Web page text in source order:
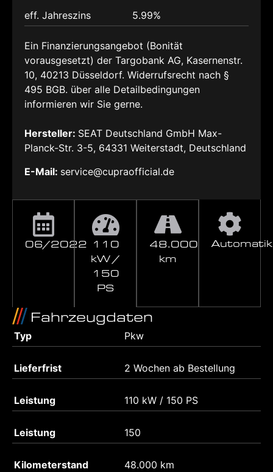
06/2022 110
kW /
150
PS
48.000
km
Automatik
Fahrzeugdaten
Typ Pkw
Lieferfrist 2 Wochen ab Bestellung
Leistung 110 kW / 150 PS
Leistung 150
Kilometerstand 48.000 km
eff. Jahreszins 5.99%
Ein Finanzierungsangebot (Bonität
vorausgesetzt) der Targobank AG, Kasernenstr.
10, 40213 Düsseldorf. Widerrufsrecht nach §
495 BGB. über alle Detailbedingungen
informieren wir Sie gerne.
Hersteller: SEAT Deutschland GmbH Max-
Planck-Str. 3-5, 64331 Weiterstadt, Deutschland
E-Mail: service@cupraofficial.de